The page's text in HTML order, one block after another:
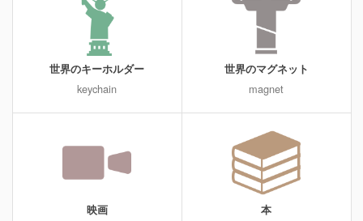
世界のキーホルダー
keychain
世界のマグネット
magnet
映画 本